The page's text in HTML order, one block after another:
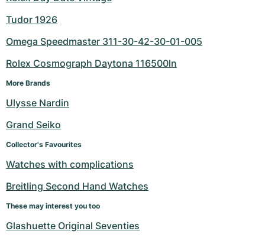
Tudor 1926
Omega Speedmaster 311-30-42-30-01-005
Rolex Cosmograph Daytona 116500ln
More Brands
Ulysse Nardin
Grand Seiko
Collector's Favourites
Watches with complications
Breitling Second Hand Watches
These may interest you too
Glashuette Original Seventies